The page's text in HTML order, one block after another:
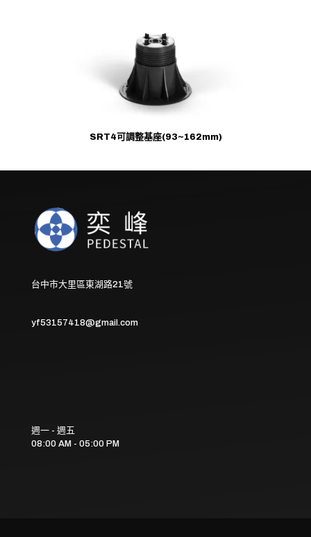
SRT4可調整基座(93~162mm)
台中市大里區東湖路21號
yf53157418@gmail.com
週一 - 週五
08:00 AM - 05:00 PM